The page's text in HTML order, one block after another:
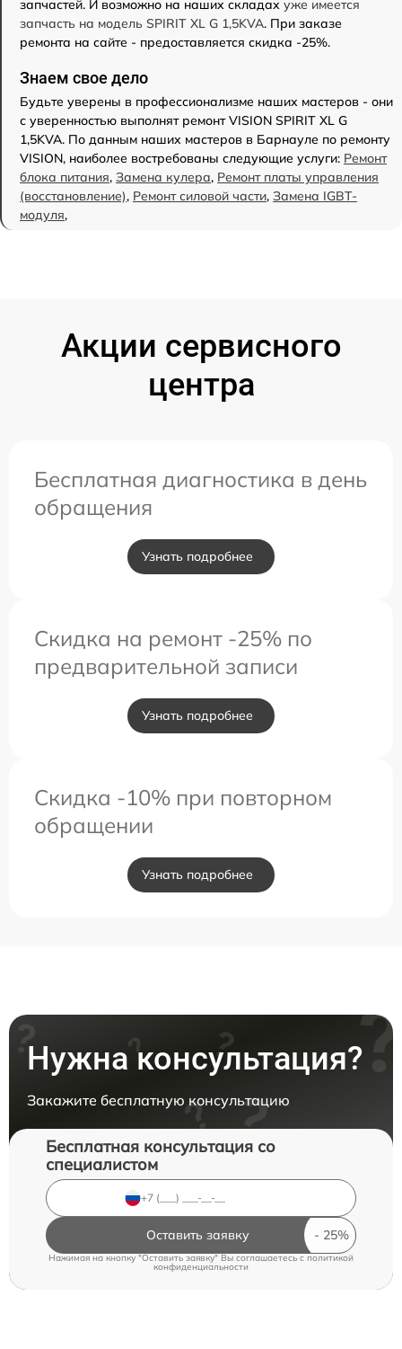
запчастей. И возможно на наших складах уже имеется
запчасть на модель SPIRIT XL G 1,5KVA. При заказе
ремонта на сайте - предоставляется скидка -25%.
Знаем свое дело
Будьте уверены в профессионализме наших мастеров - они
с уверенностью выполнят ремонт VISION SPIRIT XL G
1,5KVA. По данным наших мастеров в Барнауле по ремонту
VISION, наиболее востребованы следующие услуги: Ремонт
блока питания, Замена кулера, Ремонт платы управления
(восстановление), Ремонт силовой части, Замена IGBT-
модуля,
Акции сервисного
центра
Бесплатная диагностика в день
обращения
Узнать подробнее
Скидка на ремонт -25% по
предварительной записи
Узнать подробнее
Скидка -10% при повторном
обращении
Узнать подробнее
Нужна консультация?
Закажите бесплатную консультацию
Бесплатная консультация со
специалистом
Оставить заявку
Нажимая на кнопку "Оставить заявку" Вы соглашаетесь cполитикой
конфиденциальности